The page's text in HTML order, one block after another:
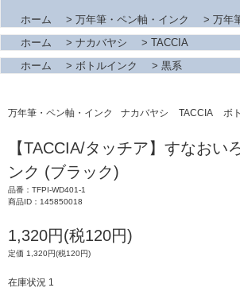
ホーム > 万年筆・ペン軸・インク > 万年
ホーム
> ナカバヤシ > TACCIA
ホーム
> ボトルインク > 黒系
万年筆・ペン軸・インク ナカバヤシ TACCIA ボ
【TACCIA/タッチア】すなおい
ンク (ブラック)
品番：TFPI-WD401-1
商品ID：145850018
1,320円(税120円)
定価 1,320円(税120円)
在庫状況 1